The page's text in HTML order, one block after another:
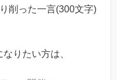
削った一言(300文字)
りたい方は、